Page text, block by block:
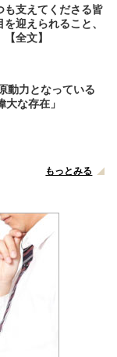
も支えてくださる皆
迎えられること、
全文】
動力となっている
な存在」
もっとみる